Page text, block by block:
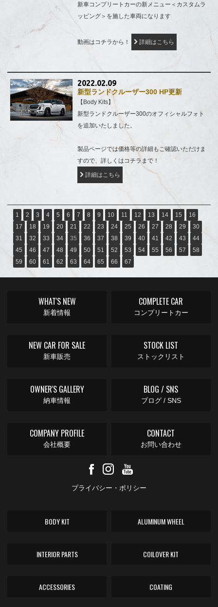
新車コンプリートカーの新メニュー＜カスタムラ
ッピング＞を施した車両になります
動画はコチラから！ 詳細はこちら
2022.02.09
新型ランドクルーザー300 HP更新
【Body Kits】
新型ランドクルーザー300のオフィシャルフォト
を追加いたしました。
製品ページでは価格等の詳細もご確認いただけま
すので、詳しくはコチラまで！
詳細はこちら
1 2 3 4 5 6 7 8 9 10 11 12 13 14 15
16
17
18 19 20 21 22 23 24 25 26 27 28 29
30
31
32 33 34 35 36 37 38 39 40 41 42 43
44
45
46 47 48 49 50 51 52 53 54 55 56 57
58
59
60 61 62 63 64 65 66 67
WHAT'S NEW
新着情報
COMPLETE CAR
コンプリートカー
NEW CAR FOR SALE
新車販売
STOCK LIST
ストックリスト
OWNER'S GALLERY
納車情報
BLOG / SNS
ブログ / SNS
COMPANY PROFILE
会社概要
CONTACT
お問い合わせ
プライバシー・ポリシー
BODY KIT ALUMINUM WHEEL
INTERIOR PARTS COILOVER KIT
ACCESSORIES COATING